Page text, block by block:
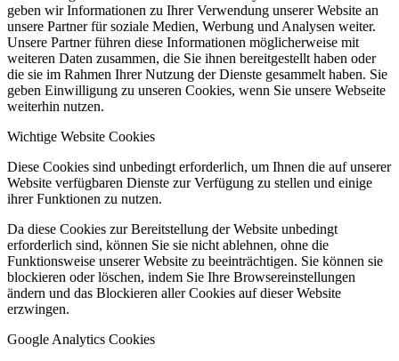
geben wir Informationen zu Ihrer Verwendung unserer Website an
unsere Partner für soziale Medien, Werbung und Analysen weiter.
Unsere Partner führen diese Informationen möglicherweise mit
weiteren Daten zusammen, die Sie ihnen bereitgestellt haben oder
die sie im Rahmen Ihrer Nutzung der Dienste gesammelt haben. Sie
geben Einwilligung zu unseren Cookies, wenn Sie unsere Webseite
weiterhin nutzen.
Wichtige Website Cookies
Diese Cookies sind unbedingt erforderlich, um Ihnen die auf unserer
Website verfügbaren Dienste zur Verfügung zu stellen und einige
ihrer Funktionen zu nutzen.
Da diese Cookies zur Bereitstellung der Website unbedingt
erforderlich sind, können Sie sie nicht ablehnen, ohne die
Funktionsweise unserer Website zu beeinträchtigen. Sie können sie
blockieren oder löschen, indem Sie Ihre Browsereinstellungen
ändern und das Blockieren aller Cookies auf dieser Website
erzwingen.
Google Analytics Cookies